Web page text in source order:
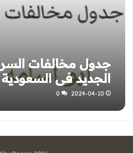
الجديد في السعودية
2024-04-10
0